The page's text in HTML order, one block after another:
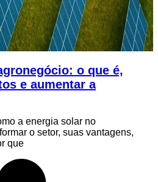
o que é,
e aumentar a
a energia solar no
o setor, suas vantagens,
que